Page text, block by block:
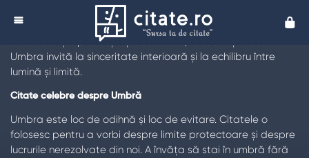
Citate despre Umbră
TL;DR:
Citatele celebre despre umbră explorează
ambivalența: protecție și ascundere, răcoare și frică.
Umbra invită la sinceritate interioară și la echilibru între
lumină și limită.
Citate celebre despre Umbră
Umbra este loc de odihnă și loc de evitare. Citatele o
folosesc pentru a vorbi despre limite protectoare și despre
lucrurile nerezolvate din noi. A învăța să stai în umbră fără